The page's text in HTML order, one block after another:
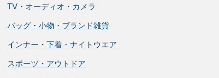
TV・オーディオ・カメラ
バッグ・小物・ブランド雑貨
インナー・下着・ナイトウエア
スポーツ・アウトドア